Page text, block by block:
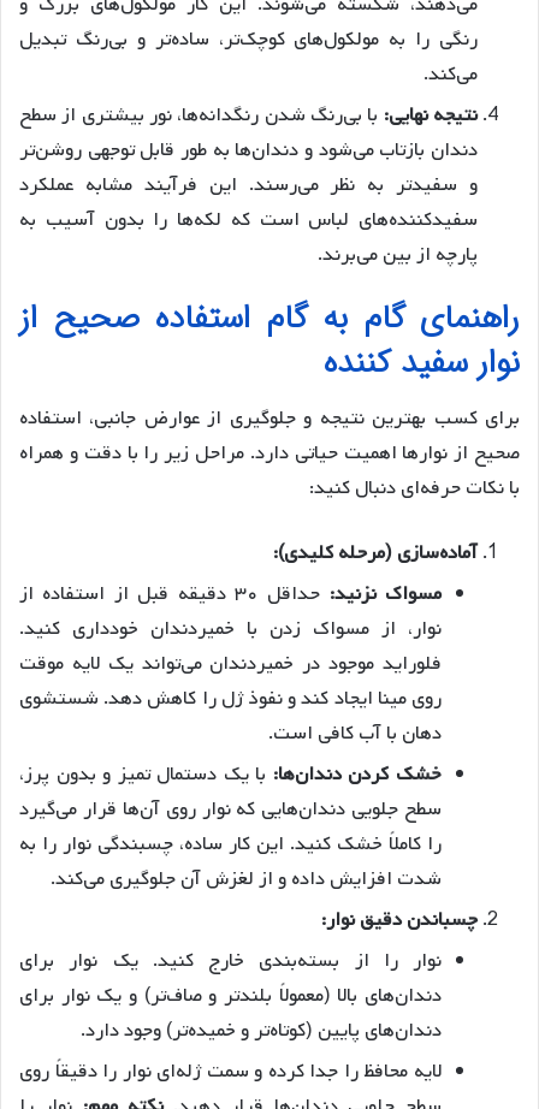
رنگی را به مولکول‌های کوچک‌تر، ساده‌تر و بی‌رنگ تبدیل
می‌کند.
نتیجه نهایی: با بی‌رنگ شدن رنگدانه‌ها، نور بیشتری از سطح
دندان بازتاب می‌شود و دندان‌ها به طور قابل توجهی روشن‌تر
و سفیدتر به نظر می‌رسند. این فرآیند مشابه عملکرد
سفیدکننده‌های لباس است که لکه‌ها را بدون آسیب به
پارچه از بین می‌برند.
راهنمای گام به گام استفاده صحیح از
نوار سفید کننده
برای کسب بهترین نتیجه و جلوگیری از عوارض جانبی، استفاده
صحیح از نوارها اهمیت حیاتی دارد. مراحل زیر را با دقت و همراه
با نکات حرفه‌ای دنبال کنید:
آماده‌سازی (مرحله کلیدی):
مسواک نزنید:
حداقل ۳۰ دقیقه قبل از استفاده از
نوار، از مسواک زدن با خمیردندان خودداری کنید.
فلوراید موجود در خمیردندان می‌تواند یک لایه موقت
روی مینا ایجاد کند و نفوذ ژل را کاهش دهد. شستشوی
دهان با آب کافی است.
خشک کردن دندان‌ها: با یک دستمال تمیز و بدون پرز،
سطح جلویی دندان‌هایی که نوار روی آن‌ها قرار می‌گیرد
را کاملاً خشک کنید. این کار ساده، چسبندگی نوار را به
شدت افزایش داده و از لغزش آن جلوگیری می‌کند.
چسباندن دقیق نوار:
نوار را از بسته‌بندی خارج کنید. یک نوار برای
دندان‌های بالا (معمولاً بلندتر و صاف‌تر) و یک نوار برای
دندان‌های پایین (کوتاه‌تر و خمیده‌تر) وجود دارد.
لایه محافظ را جدا کرده و سمت ژله‌ای نوار را دقیقاً روی